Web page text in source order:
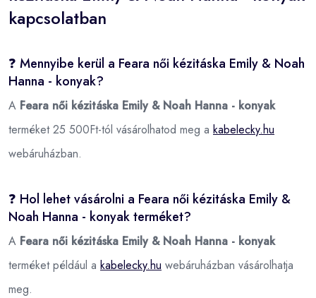
kapcsolatban
❓ Mennyibe kerül a Feara női kézitáska Emily & Noah
Hanna - konyak?
A Feara női kézitáska Emily & Noah Hanna - konyak
terméket 25 500Ft-tól vásárolhatod meg a kabelecky.hu
webáruházban.
❓ Hol lehet vásárolni a Feara női kézitáska Emily &
Noah Hanna - konyak terméket?
A Feara női kézitáska Emily & Noah Hanna - konyak
terméket például a kabelecky.hu webáruházban vásárolhatja
meg.